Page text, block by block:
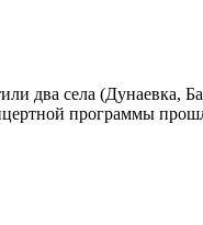
два села (Дунаевка,
программы